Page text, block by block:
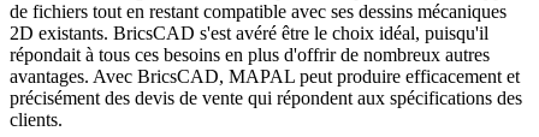
de fichiers tout en restant compatible avec ses dessins mécaniques
2D existants. BricsCAD s'est avéré être le choix idéal, puisqu'il
répondait à tous ces besoins en plus d'offrir de nombreux autres
avantages. Avec BricsCAD, MAPAL peut produire efficacement et
précisément des devis de vente qui répondent aux spécifications des
clients.